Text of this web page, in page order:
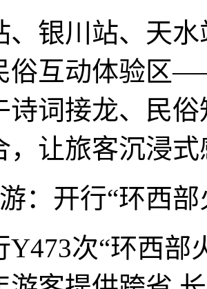
、银川站、天
俗互动体验区
诗词接龙、民
，让旅客沉浸
：开行“环西
Y473次“环西部